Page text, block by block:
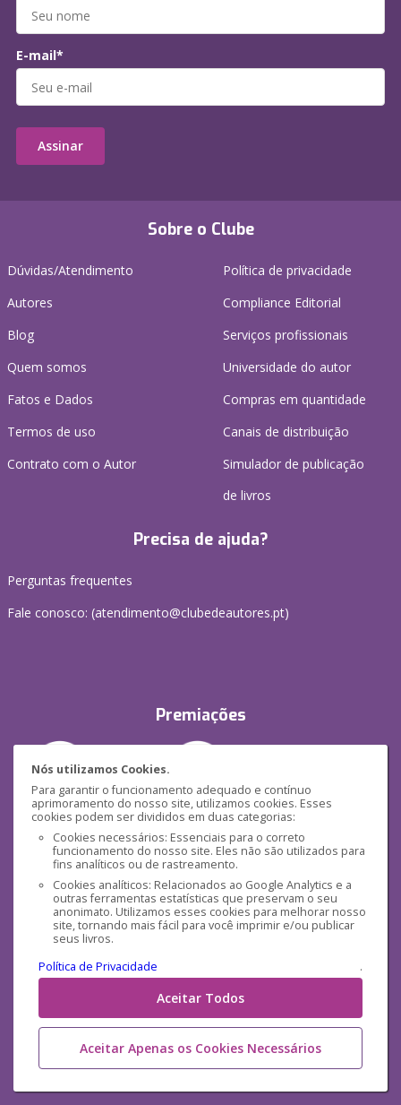
Nós utilizamos Cookies.
Para garantir o funcionamento adequado e contínuo
aprimoramento do nosso site, utilizamos cookies. Esses
cookies podem ser divididos em duas categorias:
Cookies necessários: Essenciais para o correto
funcionamento do nosso site. Eles não são utilizados para
fins analíticos ou de rastreamento.
Cookies analíticos: Relacionados ao Google Analytics e a
outras ferramentas estatísticas que preservam o seu
anonimato. Utilizamos esses cookies para melhorar nosso
site, tornando mais fácil para você imprimir e/ou publicar
seus livros.
Política de Privacidade
.
Aceitar Todos
Aceitar Apenas os Cookies Necessários
Sobre o Clube
Dúvidas/Atendimento
Autores
Blog
Quem somos
Fatos e Dados
Termos de uso
Contrato com o Autor
Política de privacidade
Compliance Editorial
Serviços profissionais
Universidade do autor
Compras em quantidade
Canais de distribuição
Simulador de publicação
de livros
Precisa de ajuda?
Perguntas frequentes
Fale conosco: (atendimento@clubedeautores.pt)
Premiações
Segurança
Mídias Sociais
E-mail*
Assinar